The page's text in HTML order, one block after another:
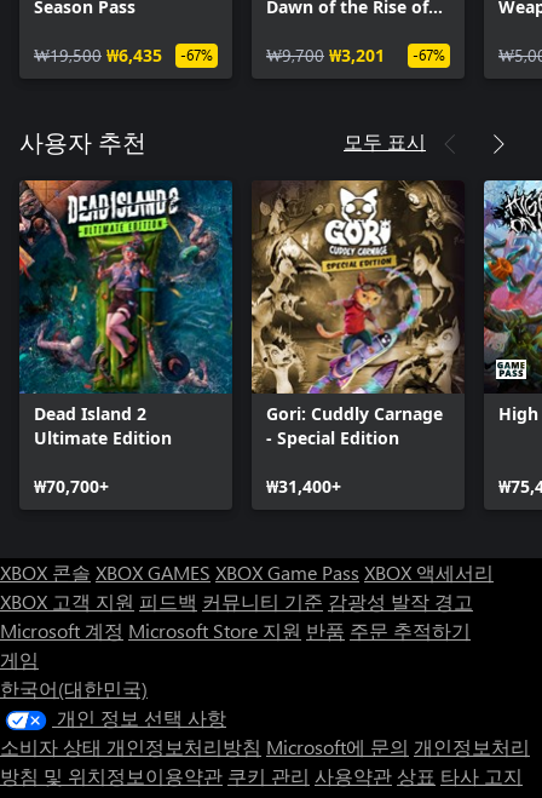
Season Pass
₩19,500 ₩6,435 -67%
Dawn of the Rise of
₩9,700 ₩3,201 -67%
사용자 추천 모두 표시
Dead Island 2
Ultimate Edition
₩70,700+
Gori: Cuddly Carnage
- Special Edition
₩31,400+
High
XBOX 콘솔 XBOX GAMES XBOX Game Pass XBOX 액세서리
XBOX 고객 지원 피드백 커뮤니티 기준 감광성 발작 경고
Microsoft 계정 Microsoft Store 지원 반품 주문 추적하기
게임
한국어(대한민국)
개인 정보 선택 사항
소비자 상태 개인정보처리방침 Microsoft에 문의 개인정보처리
방침 및 위치정보이용약관 쿠키 관리 사용약관 상표 타사 고지